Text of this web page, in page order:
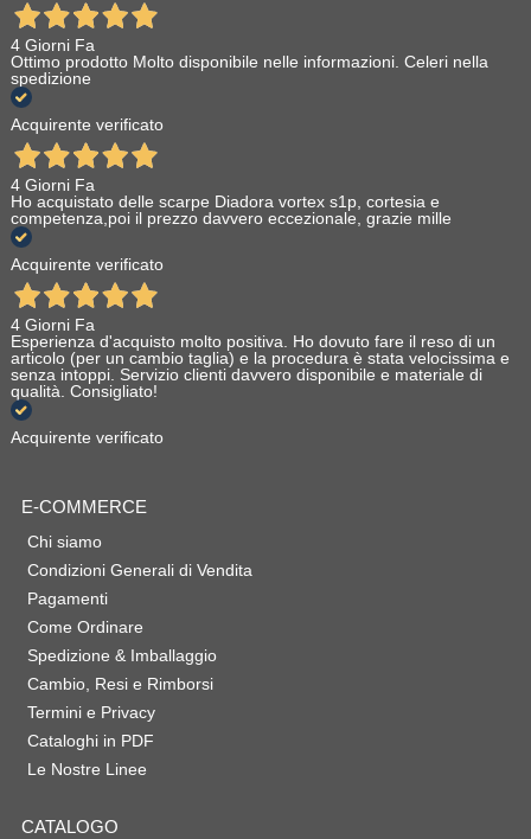
4 Giorni Fa
Ottimo prodotto Molto disponibile nelle informazioni. Celeri nella
spedizione
Acquirente verificato
4 Giorni Fa
Ho acquistato delle scarpe Diadora vortex s1p, cortesia e
competenza,poi il prezzo davvero eccezionale, grazie mille
Acquirente verificato
4 Giorni Fa
Esperienza d'acquisto molto positiva. Ho dovuto fare il reso di un
articolo (per un cambio taglia) e la procedura è stata velocissima e
senza intoppi. Servizio clienti davvero disponibile e materiale di
qualità. Consigliato!
Acquirente verificato
E-COMMERCE
Chi siamo
Condizioni Generali di Vendita
Pagamenti
Come Ordinare
Spedizione & Imballaggio
Cambio, Resi e Rimborsi
Termini e Privacy
Cataloghi in PDF
Le Nostre Linee
CATALOGO